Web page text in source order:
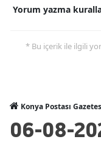
Yorum yazma
* Bu içerik ile ilgili
Konya Postası
06-08-